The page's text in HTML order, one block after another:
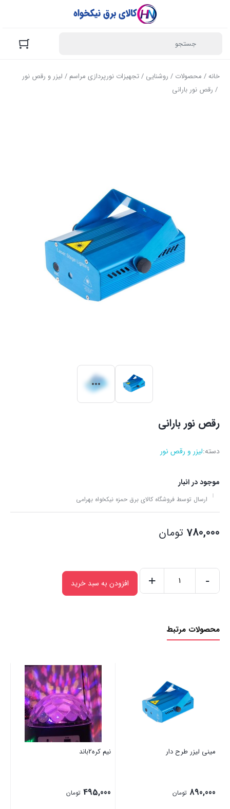
خانه/ محصولات / روشنایی /تجهیزات نورپردازی مراسم / لیزر و رقص نور
/ رقص نور بارانی
رقص نور بارانی
دسته:لیزر و رقص نور
موجود در انبار
ارسال توسط فروشگاه کالای برق حمزه نیکخواه بهرامی
780,000 تومان
عدد
-
+ افزودن به سبد خرید
محصولات مرتبط
مینی لیزر طرح دار
890,000 تومان
نیم کره2باند
495,000 تومان